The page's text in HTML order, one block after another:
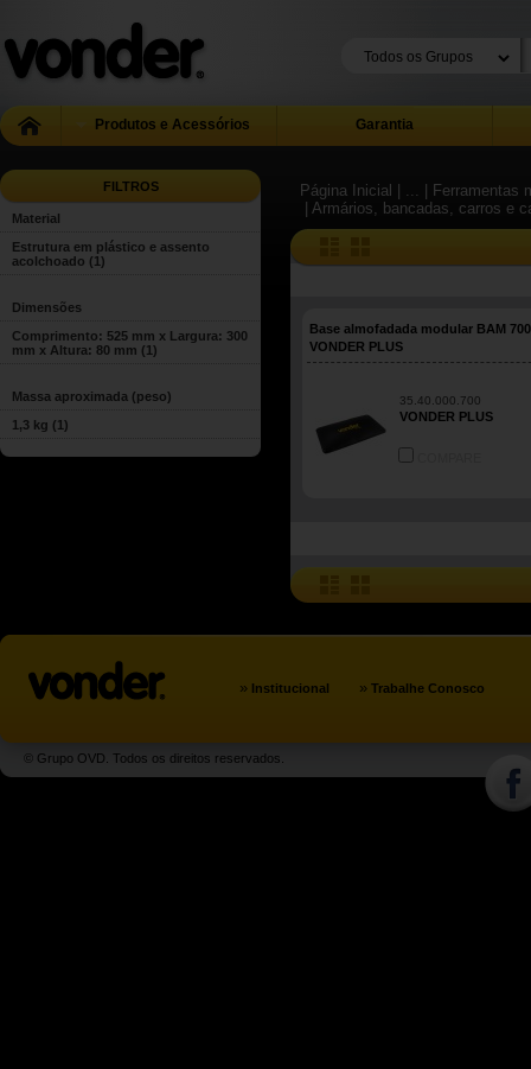
Produtos e Acessórios Garantia
FILTROS
Material
Estrutura em plástico e assento
acolchoado (1)
Dimensões
Comprimento: 525 mm x Largura: 300
mm x Altura: 80 mm (1)
Massa aproximada (peso)
1,3 kg (1)
Página Inicial | ...
|
| Armários, bancadas, carros e
Base almofadada modular BAM 700
VONDER PLUS
35.40.000.700
VONDER PLUS
» Institucional » Trabalhe Conosco
© Grupo OVD. Todos os direitos reservados.